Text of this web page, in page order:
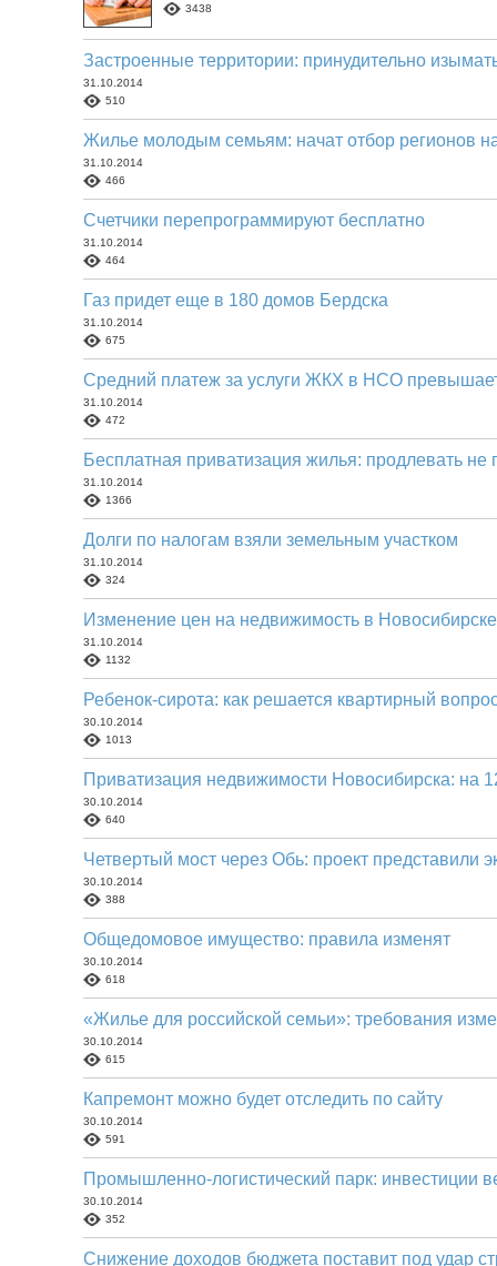
3438
Застроенные территории: принудительно
31.10.2014
510
Жилье молодым семьям: начат отбор регионов
31.10.2014
466
Счетчики перепрограммируют бесплатно
31.10.2014
464
Газ придет еще в 180 домов Бердска
31.10.2014
675
Средний платеж за услуги ЖКХ в НСО
31.10.2014
472
Бесплатная приватизация жилья: продлевать не
31.10.2014
1366
Долги по налогам взяли земельным участком
31.10.2014
324
Изменение цен на недвижимость в
31.10.2014
1132
Ребенок-сирота: как решается квартирный
30.10.2014
1013
Приватизация недвижимости Новосибирска: на
30.10.2014
640
Четвертый мост через Обь: проект представили
30.10.2014
388
Общедомовое имущество: правила изменят
30.10.2014
618
«Жилье для российской семьи»: требования
30.10.2014
615
Капремонт можно будет отследить по сайту
30.10.2014
591
Промышленно-логистический парк: инвестиции
30.10.2014
352
Снижение доходов бюджета поставит под удар